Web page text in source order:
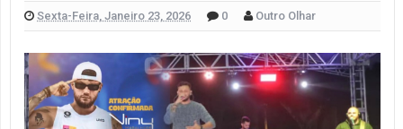
Sexta-Feira, Janeiro 23, 2026 0 Outro Olhar